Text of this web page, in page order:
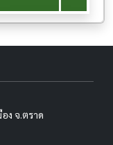
ง จ.ตราด